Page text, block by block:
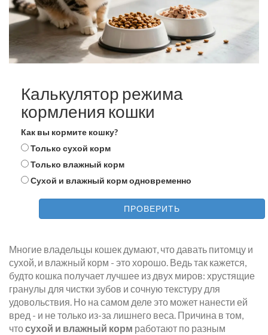
Калькулятор режима
кормления кошки
Как вы кормите кошку?
Только сухой корм
Только влажный корм
Сухой и влажный корм одновременно
ПРОВЕРИТЬ
Многие владельцы кошек думают, что давать питомцу и
сухой, и влажный корм - это хорошо. Ведь так кажется,
будто кошка получает лучшее из двух миров: хрустящие
гранулы для чистки зубов и сочную текстуру для
удовольствия. Но на самом деле это может нанести ей
вред - и не только из-за лишнего веса. Причина в том,
чтосухой и влажный корм работают по разным